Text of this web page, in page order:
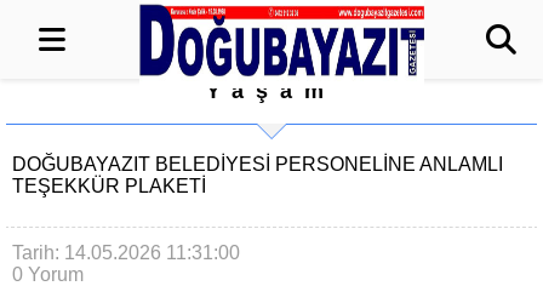
Yaşam
DOĞUBAYAZIT BELEDİYESİ PERSONELİNE ANLAMLI
TEŞEKKÜR PLAKETİ
Tarih: 14.05.2026 11:31:00
0 Yorum